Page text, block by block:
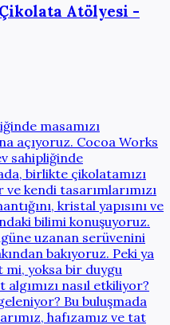
Atölyesi -
masamızı
açıyoruz. Cocoa Works
sahipliğinde
birlikte çikolatamızı
kendi tasarımlarımızı
kristal yapısını ve
bilimi konuşuyoruz.
uzanan serüvenini
bakıyoruz. Peki ya
yoksa bir duygu
algımızı nasıl etkiliyor?
Bu buluşmada
hafızamız ve tat